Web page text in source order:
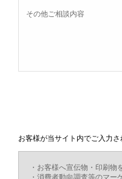
その他ご相談内容
お客様が当サイト内でご入力
・お客様へ宣伝物・印刷
・消費者動向調査等のマ